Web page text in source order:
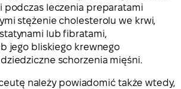
podczas leczenia preparatami
stężenie cholesterolu we krwi,
lub fibratami,
jego bliskiego krewnego
schorzenia mięśni.
należy powiadomić także wtedy,